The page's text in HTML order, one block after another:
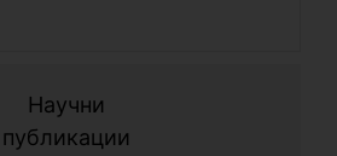
Научни
публикации